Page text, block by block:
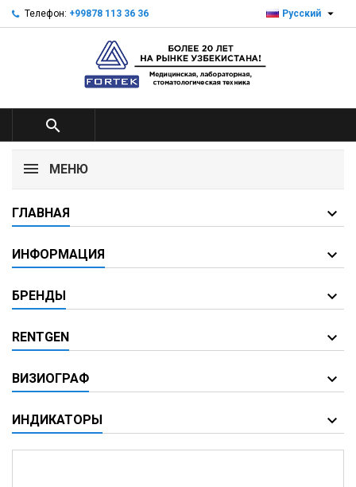
Телефон: +99878 113 36 36 Русский 

МЕНЮ
ГЛАВНАЯ
ИНФОРМАЦИЯ
БРЕНДЫ
RENTGEN
ВИЗИОГРАФ
ИНДИКАТОРЫ